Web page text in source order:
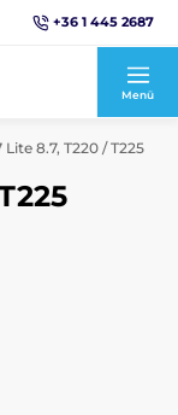
+36 1 445 2687
Menü
Lite 8.7, T220 / T225